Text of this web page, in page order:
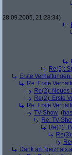
28.09.2005, 21:28:34)
Re(5):
Erste
Re: Erste
Re(2): Neues
Re(2): Erste
Re: Erste
TV-Show (
Re: TV-
Re(2):
Dank an